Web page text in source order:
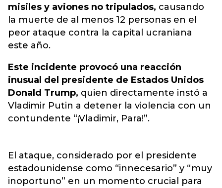
misiles y aviones no tripulados, causando
la muerte de al menos 12 personas en el
peor ataque contra la capital ucraniana
este año.
Este incidente provocó una reacción
inusual del presidente de Estados Unidos
Donald Trump, quien directamente instó a
Vladimir Putin a detener la violencia con un
contundente “¡Vladimir, Para!”.
El ataque, considerado por el presidente
estadounidense como “innecesario” y “muy
inoportuno” en un momento crucial para